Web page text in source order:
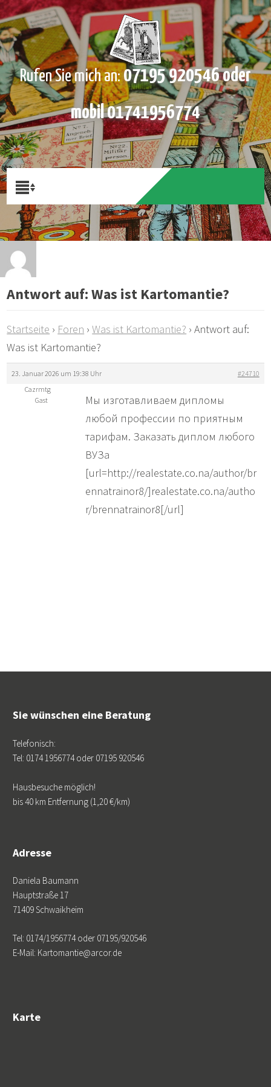
Rufen Sie mich an:07195 920546 oder
mobil 01741956774
Antwort auf: Was ist Kartomantie?
Startseite › Foren › Was ist Kartomantie? › Antwort auf:
Was ist Kartomantie?
23. Januar 2026 um 19:38 Uhr
#24710
Cazrmtg
Gast
Мы изготавливаем дипломы
любой профессии по приятным
тарифам. Заказать диплом любого
ВУЗа
[url=http://realestate.co.na/author/br
ennatrainor8/]realestate.co.na/autho
r/brennatrainor8[/url]
Sie wünschen eine Beratung
Telefonisch:
Tel: 0174 1956774 oder 07195 920546
Hausbesuche möglich!
bis 40 km Entfernung (1,20 €/km)
Adresse
Daniela Baumann
Hauptstraße 17
71409 Schwaikheim
Tel: 0174/1956774 oder 07195/920546
E-Mail: Kartomantie@arcor.de
Karte